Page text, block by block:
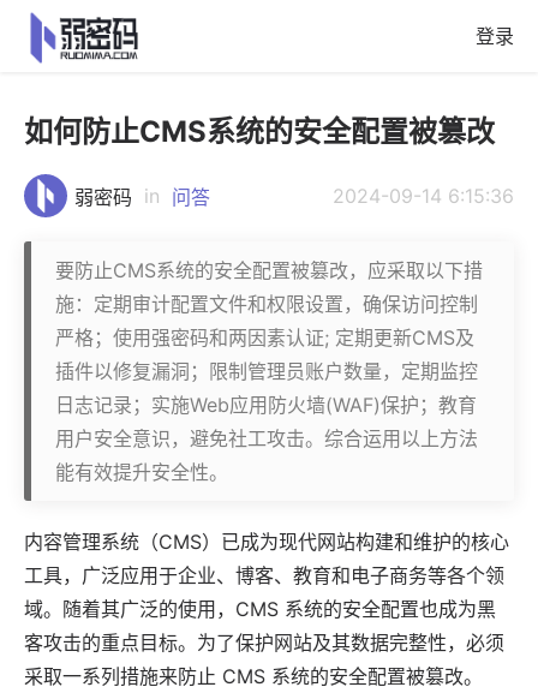
登录
如何防止CMS系统的安全配置被篡改
弱密码 in 问答 2024-09-14 6:15:36
要防止CMS系统的安全配置被篡改，应采取以下措
施：定期审计配置文件和权限设置，确保访问控制
严格；使用强密码和两因素认证; 定期更新CMS及
插件以修复漏洞；限制管理员账户数量，定期监控
日志记录；实施Web应用防火墙(WAF)保护；教育
用户安全意识，避免社工攻击。综合运用以上方法
能有效提升安全性。
内容管理系统 （CMS）已成为现代网站构建和维护的核心
工具，广泛应用于企业、博客、教育和电子商务等各个领
域。随着其广泛的使用， CMS 系统的安全配置也成为黑
客攻击的重点目标。为了保护网站及其数据完整性，必须
采取一系列措施来防止 CMS 系统的安全配置被篡改。